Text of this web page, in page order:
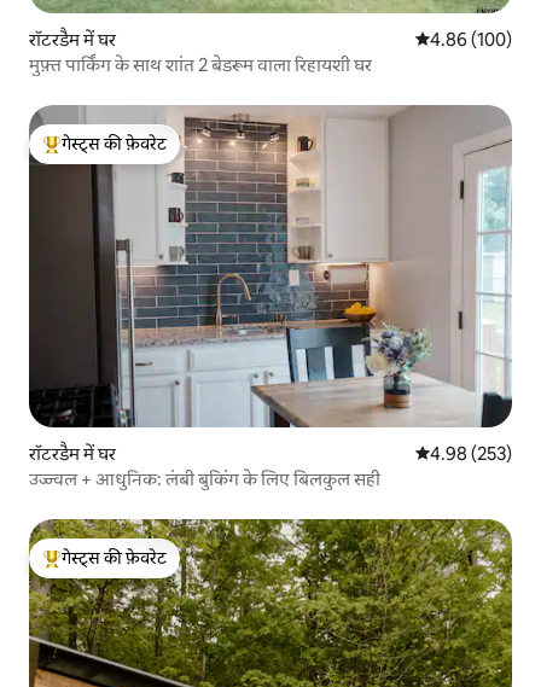
रॉटरडैम में घर औसत रेटिंग 5 में से
4.86 (100)
मुफ़्त पार्किंग के साथ शांत 2 बेडरूम वाला रिहायशी घर
गेस्ट्स का टॉप फ़ेवरेट
गेस्ट्स की फ़ेवरेट
रॉटरडैम में घर औसत रेटिंग 5 में से
4.98 (253)
उज्ज्वल + आधुनिक: लंबी बुकिंग के लिए बिलकुल सही
गेस्ट्स का टॉप फ़ेवरेट
गेस्ट्स की फ़ेवरेट